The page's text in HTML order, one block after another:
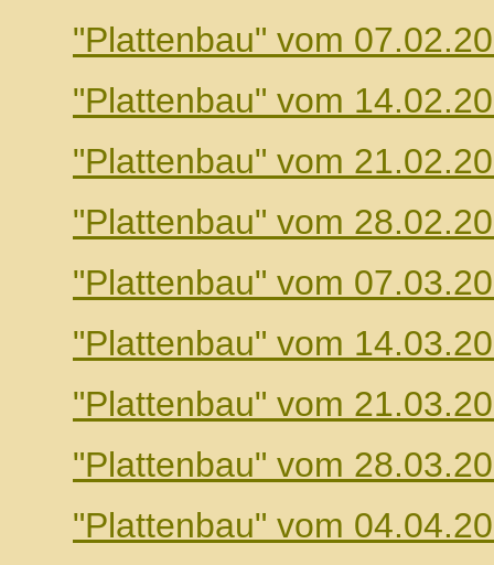
"Plattenbau" vom
"Plattenbau" vom
"Plattenbau" vom
"Plattenbau" vom
"Plattenbau" vom
"Plattenbau" vom
"Plattenbau" vom
"Plattenbau" vom
"Plattenbau" vom